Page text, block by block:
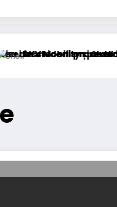
permanent
procedurii de insolvență
și Shell își extind